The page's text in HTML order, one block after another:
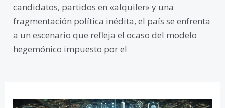
candidatos, partidos en «alquiler» y una
fragmentación política inédita, el país se enfrenta
a un escenario que refleja el ocaso del modelo
hegemónico impuesto por el